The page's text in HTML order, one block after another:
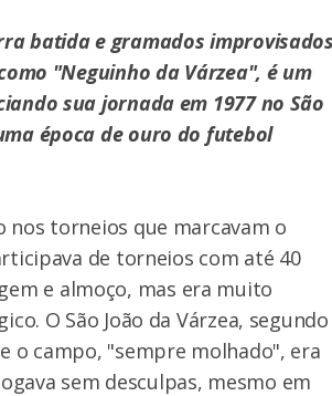
batida e gramados
"Neguinho da Várzea", é um
sua jornada em 1977 no São
época de ouro do futebol
nos torneios que marcavam o
de torneios com até 40
e almoço, mas era muito
O São João da Várzea, segundo
o campo, "sempre molhado", era
sem desculpas, mesmo em